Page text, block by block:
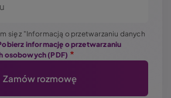
się z "Informacją o przetwarzaniu danych
informację o przetwarzaniu
osobowych (PDF)